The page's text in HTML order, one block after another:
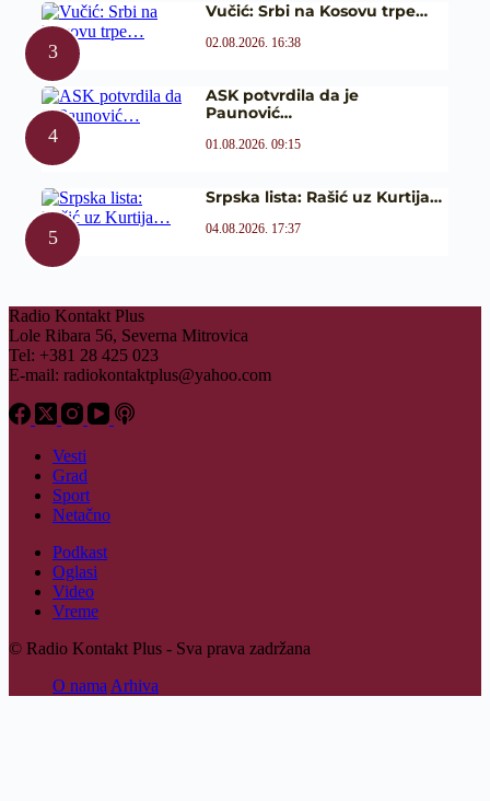
Vučić: Srbi na Kosovu trpe…
02.08.2026. 16:38
ASK potvrdila da je
Paunović…
01.08.2026. 09:15
Srpska lista: Rašić uz Kurtija…
04.08.2026. 17:37
Radio Kontakt Plus
Lole Ribara 56, Severna Mitrovica
Tel: +381 28 425 023
E-mail: radiokontaktplus@yahoo.com
Vesti
Grad
Sport
Netačno
Podkast
Oglasi
Video
Vreme
© Radio Kontakt Plus - Sva prava zadržana
O nama Arhiva